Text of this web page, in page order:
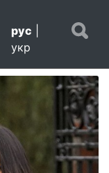
рус
укр